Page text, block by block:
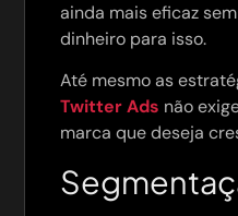
ainda mais eficaz
dinheiro para isso.
Até mesmo as
Twitter Ads não
marca que deseja